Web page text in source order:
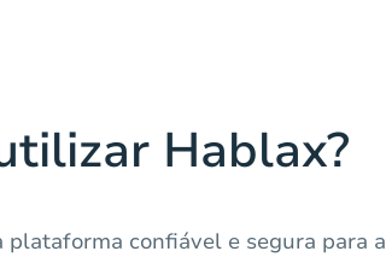
Hablax?
plataforma confiável e segura para a